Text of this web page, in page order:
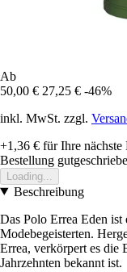
Ab
50,00 € 27,25 € -46%
inkl. MwSt. zzgl.
+1,36 € für Ihre nächste
Bestellung
Loading...
Beschreibung
Das Polo Errea Eden ist
Modebegeisterten.
Errea, verkörpert es die
Jahrzehnten bekannt ist.